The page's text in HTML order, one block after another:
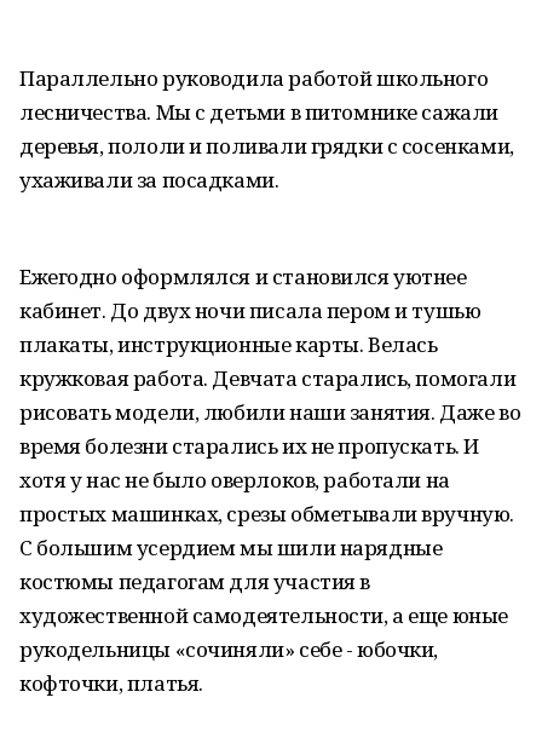
Параллельно руководила работой школьного
лесничества. Мы с детьми в питомнике сажали
деревья, пололи и поливали грядки с сосенками,
ухаживали за посадками.
Ежегодно оформлялся и становился уютнее
кабинет. До двух ночи писала пером и тушью
плакаты, инструкционные карты. Велась
кружковая работа. Девчата старались, помогали
рисовать модели, любили наши занятия. Даже во
время болезни старались их не пропускать. И
хотя у нас не было оверлоков, работали на
простых машинках, срезы обметывали вручную.
С большим усердием мы шили нарядные
костюмы педагогам для участия в
художественной самодеятельности, а еще юные
рукодельницы «сочиняли» себе - юбочки,
кофточки, платья.